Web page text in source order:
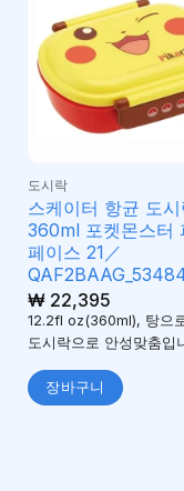
도시락
스케이터 항균 도시
360ml 포켓몬스터
페이스 21／
₩22,395
12.2fl oz(360ml), 탕으
도시락으로 안성맞춤입
장바구니